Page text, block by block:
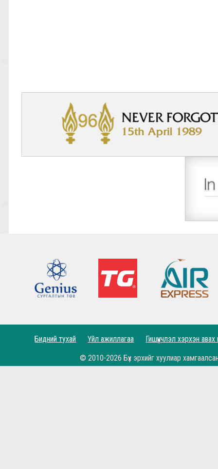
Ливэрпүүлийн #Бурхан Фаулэр өөрийн зүүж
Lucho's show time.
2022.05.04 - Энэ өдөр түүхнээ
Рэдс Кап 2021 хөлбөмбөгийн тэмцээн 11 дэх
Бүх цаг үеийн мэргэн бууч Ян Жэймс Раш ийн
Би гар барих дургүй буюу Симеоне, Клопп
Хамгийн онцлох мөчүүд Алиссоны мөргөлт,
Бидний тухай Үйл ажиллагаа Гишүүнчлэл хэрхэн авах
© 2010-2026 Бүх эрхийг хуулиар